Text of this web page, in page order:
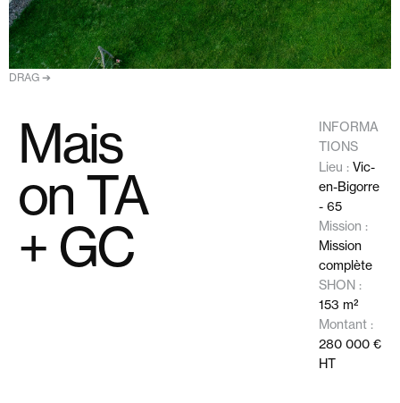
DRAG ➔
Mais
on TA
+ GC
INFORMA
TIONS
Lieu : Vic-
en-Bigorre
- 65
Mission :
Mission
complète
SHON :
153 m²
Montant :
280 000 €
HT